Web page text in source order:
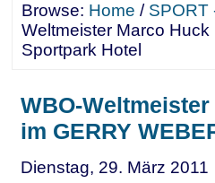
Browse: Home / SPORT
Weltmeister Marco
Sportpark Hotel
WBO-
im GERRY
Dienstag, 29. März 2011